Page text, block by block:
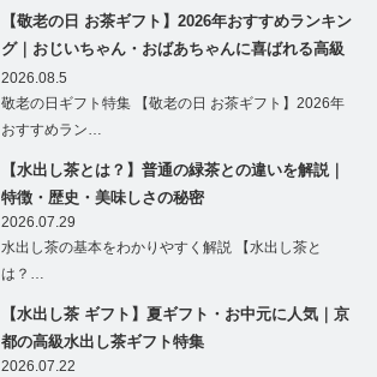
【敬老の日 お茶ギフト】2026年おすすめランキン
グ｜おじいちゃん・おばあちゃんに喜ばれる高級
茶ギフト特集
2026.08.5
敬老の日ギフト特集 【敬老の日 お茶ギフト】2026年
おすすめラン…
【水出し茶とは？】普通の緑茶との違いを解説｜
特徴・歴史・美味しさの秘密
2026.07.29
水出し茶の基本をわかりやすく解説 【水出し茶と
は？…
【水出し茶 ギフト】夏ギフト・お中元に人気｜京
都の高級水出し茶ギフト特集
2026.07.22